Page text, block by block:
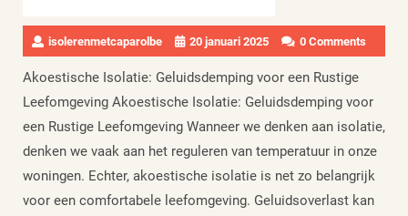
isolerenmetcaparolbe 20 januari 2025 0 Comments
Akoestische Isolatie: Geluidsdemping voor een Rustige
Leefomgeving Akoestische Isolatie: Geluidsdemping voor
een Rustige Leefomgeving Wanneer we denken aan isolatie,
denken we vaak aan het reguleren van temperatuur in onze
woningen. Echter, akoestische isolatie is net zo belangrijk
voor een comfortabele leefomgeving. Geluidsoverlast kan